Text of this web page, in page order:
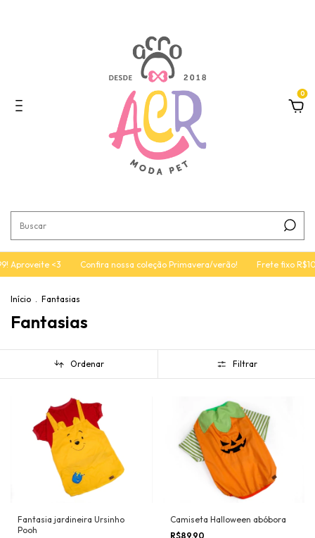
0
<3 Confira nossa coleção Primavera/verão! Frete fixo R$10 | Sul
Início . Fantasias
Fantasias
Ordenar Filtrar
Fantasia jardineira Ursinho
Pooh
Camiseta Halloween abóbora
R$89,90